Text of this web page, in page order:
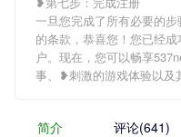
一旦您完成了所有必要的
的条款，恭喜您！您已经
户。现在，您可以畅享
事、❥刺激的游戏体验以及
简介 评论(641)